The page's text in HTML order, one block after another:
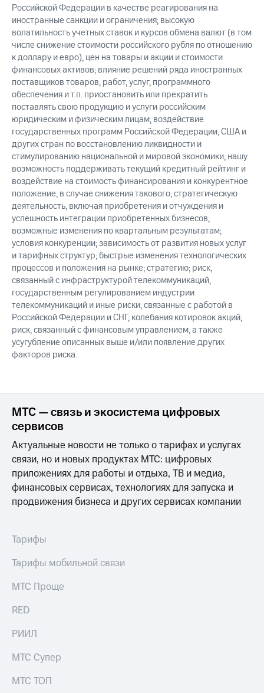
Российской Федерации в качестве реагирования на
иностранные санкции и ограничения; высокую
волатильность учетных ставок и курсов обмена валют (в том
числе снижение стоимости российского рубля по отношению
к доллару и евро), цен на товары и акции и стоимости
финансовых активов; влияние решений ряда иностранных
поставщиков товаров, работ, услуг, программного
обеспечения и т.п. приостановить или прекратить
поставлять свою продукцию и услуги российским
юридическим и физическим лицам; воздействие
государственных программ Российской Федерации, США и
других стран по восстановлению ликвидности и
стимулированию национальной и мировой экономики; нашу
возможность поддерживать текущий кредитный рейтинг и
воздействие на стоимость финансирования и конкурентное
положение, в случае снижения такового; стратегическую
деятельность, включая приобретения и отчуждения и
успешность интеграции приобретенных бизнесов;
возможные изменения по квартальным результатам;
условия конкуренции; зависимость от развития новых услуг
и тарифных структур; быстрые изменения технологических
процессов и положения на рынке; стратегию; риск,
связанный с инфраструктурой телекоммуникаций,
государственным регулированием индустрии
телекоммуникаций и иные риски, связанные с работой в
Российской Федерации и СНГ; колебания котировок акций;
риск, связанный с финансовым управлением, а также
усугубление описанных выше и/или появление других
факторов риска.
МТС — связь и экосистема цифровых
сервисов
Актуальные новости не только о тарифах и услугах
связи, но и новых продуктах МТС: цифровых
приложениях для работы и отдыха, ТВ и медиа,
финансовых сервисах, технологиях для запуска и
продвижения бизнеса и других сервисах компании
Тарифы
Тарифы мобильной связи
МТС Проще
RED
РИИЛ
МТС Супер
МТС ТОП